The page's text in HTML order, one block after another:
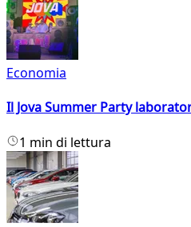
Economia
Il Jova Summer Party
1 min di lettura